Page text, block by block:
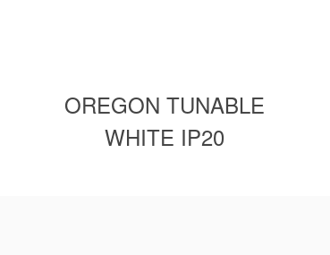
OREGON TUNABLE
WHITE IP20